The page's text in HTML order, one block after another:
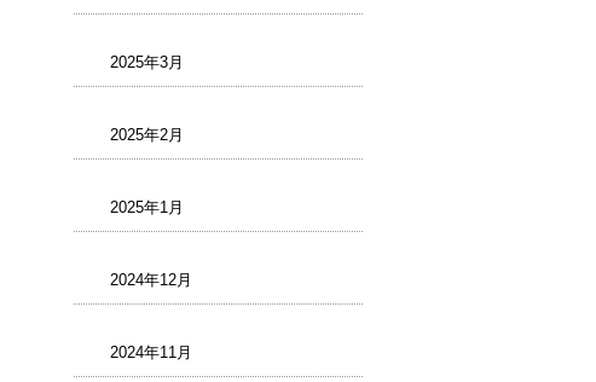
2025年3月
2025年2月
2025年1月
2024年12月
2024年11月